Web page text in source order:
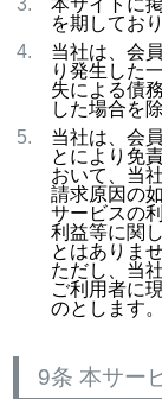
本サイトに
を期してお
当社は、会
り発生した
失による債
した場合を
当社は、会
とにより免
おいて、当
請求原因の
サービスの
利益等に関
とはありませ
ただし、当
ご利用者に
のとします。
9条 本サー